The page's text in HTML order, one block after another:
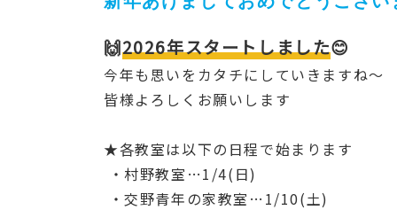
🙌2026年スタートしました😊
今年も思いをカタチにしていきますね～
皆様よろしくお願いします
★各教室は以下の日程で始まります
・村野教室…1/4(日)
・交野青年の家教室…1/10(土)